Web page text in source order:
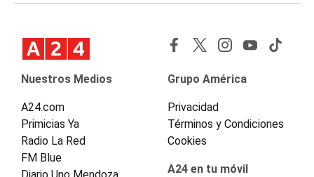
Nuestros Medios
A24.com
Primicias Ya
Radio La Red
FM Blue
Grupo América
Privacidad
Términos y Condiciones
Cookies
A24 en tu móvil